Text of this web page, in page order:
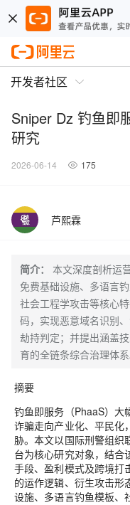
开发者社区
Sniper Dz 钓鱼即
研究
2026-06-14 175
芦熙霖
简介：
本文深度剖析运
免费基础设施、多语言
社会工程学攻击等核心
码，实现恶意域名识别
劫持判定；并提出涵盖
育的全链条综合治理体系
摘要
钓鱼即服务（PhaaS）大
诈骗走向产业化、平民化
胁。本文以国际刑警组织
台为核心研究对象，结合
手段、盈利模式及跨境打
的运作逻辑、衍生攻击形
设施、多语言钓鱼模板、